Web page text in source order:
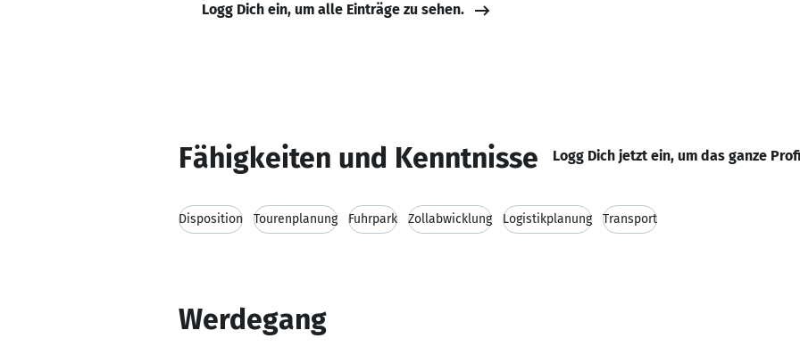
Logg Dich ein, um alle Einträge zu sehen.
Fähigkeiten und Kenntnisse Logg Dich jetzt ein, um das ganze
Disposition Tourenplanung Fuhrpark Zollabwicklung Logistikplanung Transport
Werdegang